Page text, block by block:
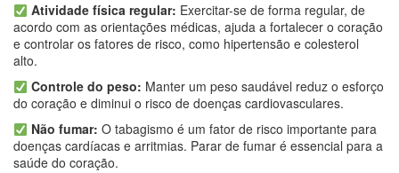
Atividade física regular: Exercitar-se de forma regular, de
acordo com as orientações médicas, ajuda a fortalecer o coração
e controlar os fatores de risco, como hipertensão e colesterol
alto.
Controle do peso: Manter um peso saudável reduz o esforço
do coração e diminui o risco de doenças cardiovasculares.
Não fumar: O tabagismo é um fator de risco importante para
doenças cardíacas e arritmias. Parar de fumar é essencial para a
saúde do coração.